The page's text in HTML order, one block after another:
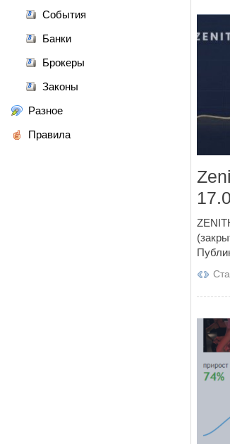
События
Банки
Брокеры
Законы
Разное
Правила